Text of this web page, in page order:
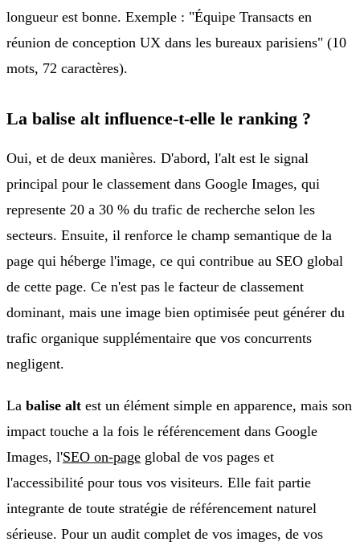
longueur est bonne. Exemple : "Équipe Transacts en
réunion de conception UX dans les bureaux parisiens" (10
mots, 72 caractères).
La balise alt influence-t-elle le ranking ?
Oui, et de deux manières. D'abord, l'alt est le signal
principal pour le classement dans Google Images, qui
represente 20 a 30 % du trafic de recherche selon les
secteurs. Ensuite, il renforce le champ semantique de la
page qui héberge l'image, ce qui contribue au SEO global
de cette page. Ce n'est pas le facteur de classement
dominant, mais une image bien optimisée peut générer du
trafic organique supplémentaire que vos concurrents
negligent.
La balise alt est un élément simple en apparence, mais son
impact touche a la fois le référencement dans Google
Images, l'SEO on-page global de vos pages et
l'accessibilité pour tous vos visiteurs. Elle fait partie
integrante de toute stratégie de référencement naturel
sérieuse. Pour un audit complet de vos images, de vos